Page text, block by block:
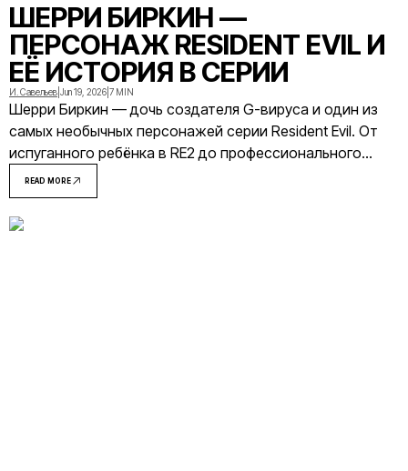
ШЕРРИ БИРКИН —
ПЕРСОНАЖ RESIDENT EVIL И
ЕЁ ИСТОРИЯ В СЕРИИ
И. Савельев Jun 19, 2026 7 MIN
Шерри Биркин — дочь создателя G-вируса и один из
самых необычных персонажей серии Resident Evil. От
испуганного ребёнка в RE2 до профессионального
агента в RE6 — её история охватывает больше
пятнадцати лет вымышленной вселенной.
READ MORE